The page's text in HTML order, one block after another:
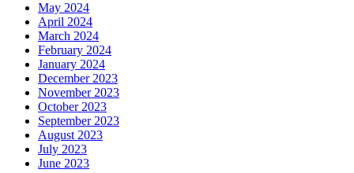
May 2024
April 2024
March 2024
February 2024
January 2024
December 2023
November 2023
October 2023
September 2023
August 2023
July 2023
June 2023